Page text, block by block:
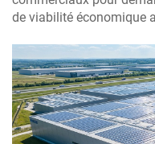
de viabilité économique